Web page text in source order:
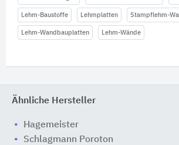
Lehm-Baustoffe Lehmplatten Stampflehm-
Lehm-Wandbauplatten Lehm-Wände
Ähnliche Hersteller
Hagemeister
Schlagmann Poroton